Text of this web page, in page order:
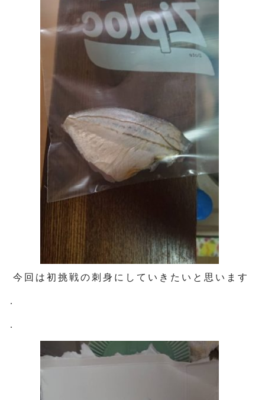
今回は初挑戦の刺身にしていきたいと思います
.
.